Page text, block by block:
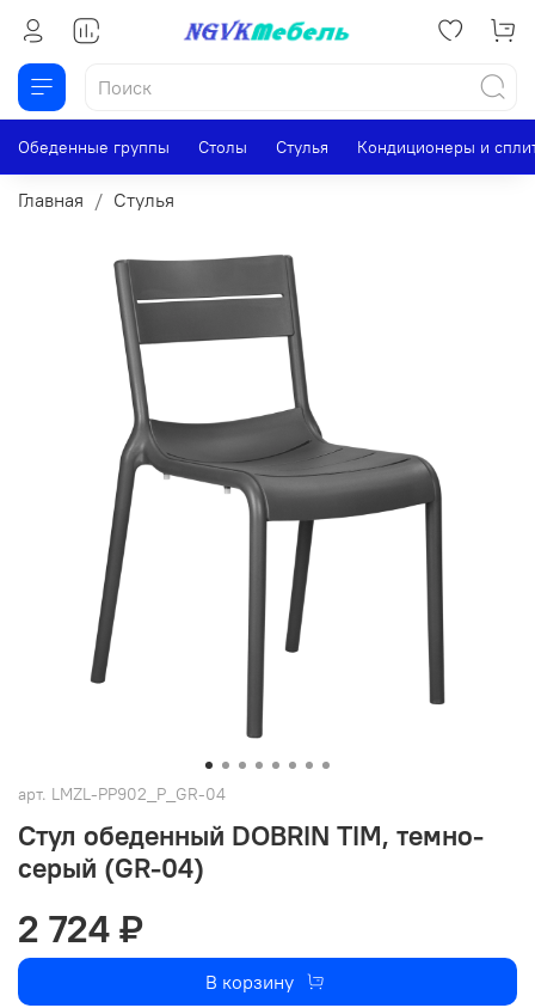
Обеденные группы Столы Стулья Кондиционеры и
Главная Стулья
арт. LMZL-PP902_P_GR-04
Стул обеденный DOBRIN TIM, темно-
серый (GR-04)
2 724 ₽
В корзину